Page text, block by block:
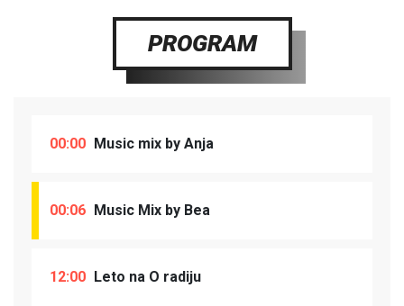
PROGRAM
00:00 Music mix by Anja
00:06 Music Mix by Bea
12:00 Leto na O radiju